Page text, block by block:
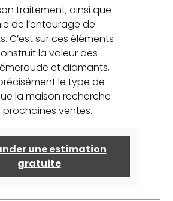
traitement, ainsi que
de l’entourage de
C’est sur ces éléments
la valeur des
et diamants,
le type de
la maison recherche
prochaines ventes.
une estimation
gratuite